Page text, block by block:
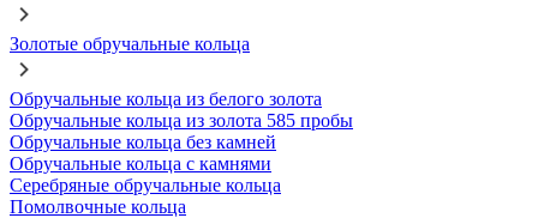
Золотые обручальные кольца
Обручальные кольца из белого золота
Обручальные кольца из золота 585 пробы
Обручальные кольца без камней
Обручальные кольца с камнями
Серебряные обручальные кольца
Помолвочные кольца